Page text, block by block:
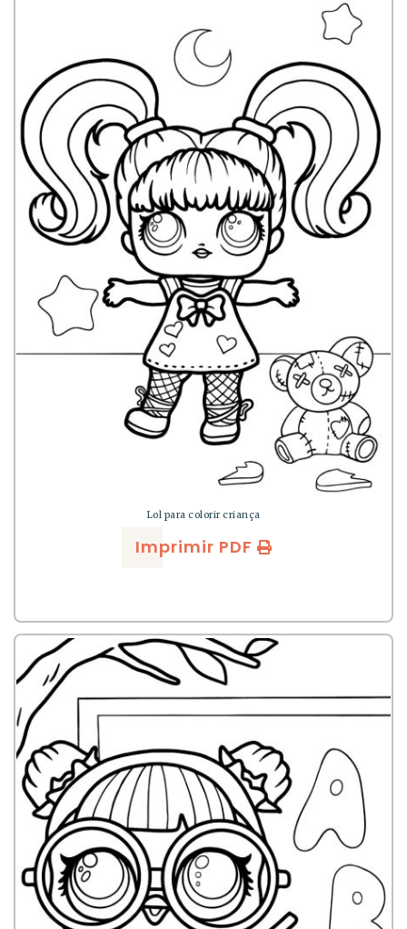
Lol para colorir criança
Imprimir PDF